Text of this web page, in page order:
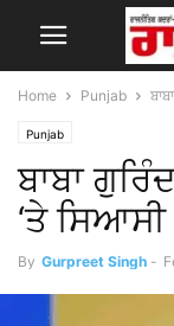
Home Punjab
Punjab
ਬਾਬਾ
‘ਤੇ
By Gurpreet Singh -